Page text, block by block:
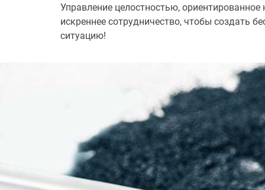
Управление целостностью, ориентированное
искреннее сотрудничество, чтобы создать
ситуацию!